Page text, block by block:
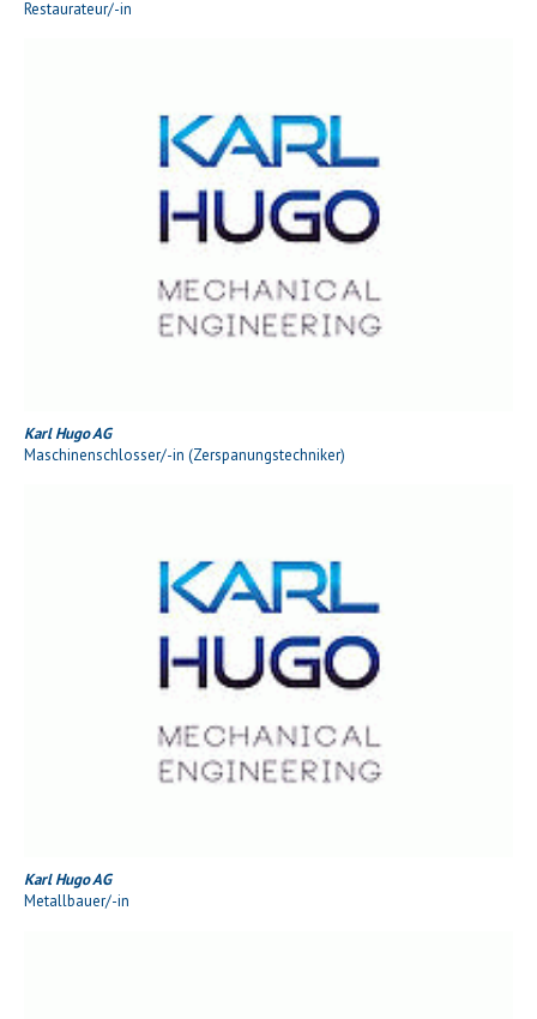
Restaurateur/-in
Karl Hugo AG
Maschinenschlosser/-in (Zerspanungstechniker)
Karl Hugo AG
Metallbauer/-in